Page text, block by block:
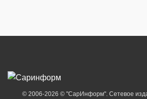
© 2006-2026 © "СарИнформ". Сетевое